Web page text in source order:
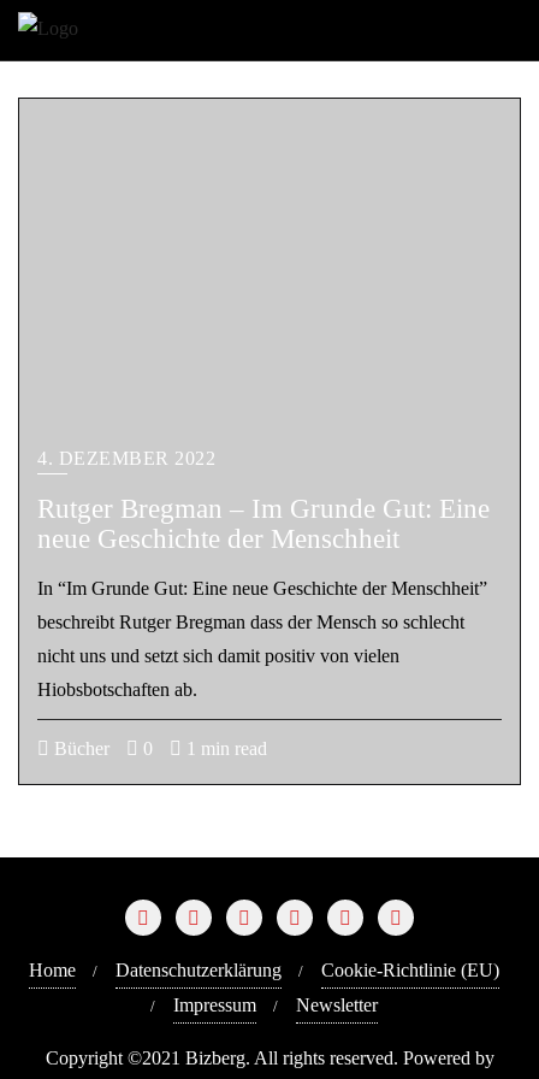
4. DEZEMBER 2022
Rutger Bregman – Im Grunde Gut: Eine
neue Geschichte der Menschheit
In “Im Grunde Gut: Eine neue Geschichte der Menschheit”
beschreibt Rutger Bregman dass der Mensch so schlecht
nicht uns und setzt sich damit positiv von vielen
Hiobsbotschaften ab.
Bücher 0 1 min read
Home Datenschutzerklärung
Cookie-Richtlinie (EU)
Impressum
Newsletter
Copyright ©2021 Bizberg. All rights reserved. Powered by